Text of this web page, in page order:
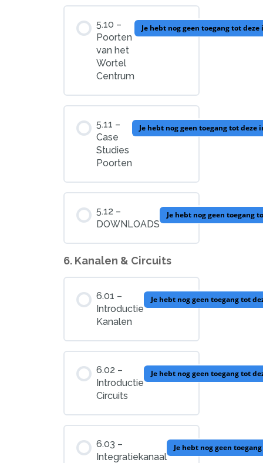
5.10 –
Poorten
van het
Wortel
Centrum
Je hebt nog geen toegang tot
5.11 –
Case
Studies
Poorten
Je hebt nog geen toegang tot deze
5.12 –
DOWNLOADS
Je hebt nog geen toegang
6. Kanalen & Circuits
6.01 –
Introductie
Kanalen
Je hebt nog geen toegang tot
6.02 –
Introductie
Circuits
Je hebt nog geen toegang tot
6.03 –
Integratiekanaal
Je hebt nog geen